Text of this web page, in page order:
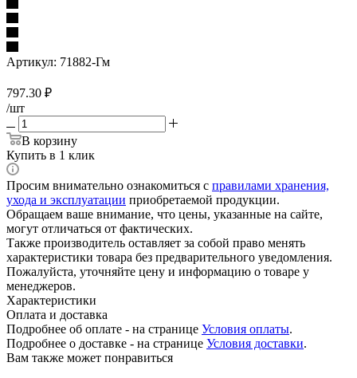
Артикул: 71882-Гм
797.30 ₽
/шт
В корзину
Купить в 1 клик
Просим внимательно ознакомиться с правилами хранения,
ухода и эксплуатации приобретаемой продукции.
Обращаем ваше внимание, что цены, указанные на сайте,
могут отличаться от фактических.
Также производитель оставляет за собой право менять
характеристики товара без предварительного уведомления.
Пожалуйста, уточняйте цену и информацию о товаре у
менеджеров.
Характеристики
Оплата и доставка
Подробнее об оплате - на странице Условия оплаты.
Подробнее о доставке - на странице Условия доставки.
Вам также может понравиться